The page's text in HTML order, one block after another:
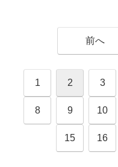
前へ
1 2 3
8 9 10
15 16